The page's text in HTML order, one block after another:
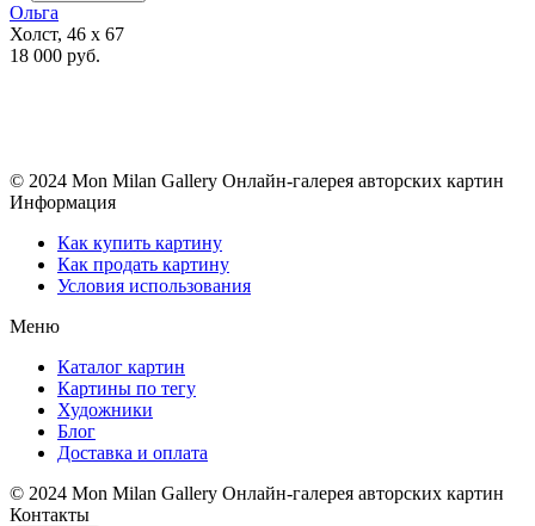
Ольга
Холст, 46 x 67
18 000 руб.
© 2024 Mon Milan Gallery Онлайн-галерея авторских картин
Информация
Как купить картину
Как продать картину
Условия использования
Меню
Каталог картин
Картины по тегу
Художники
Блог
Доставка и оплата
© 2024 Mon Milan Gallery Онлайн-галерея авторских картин
Контакты